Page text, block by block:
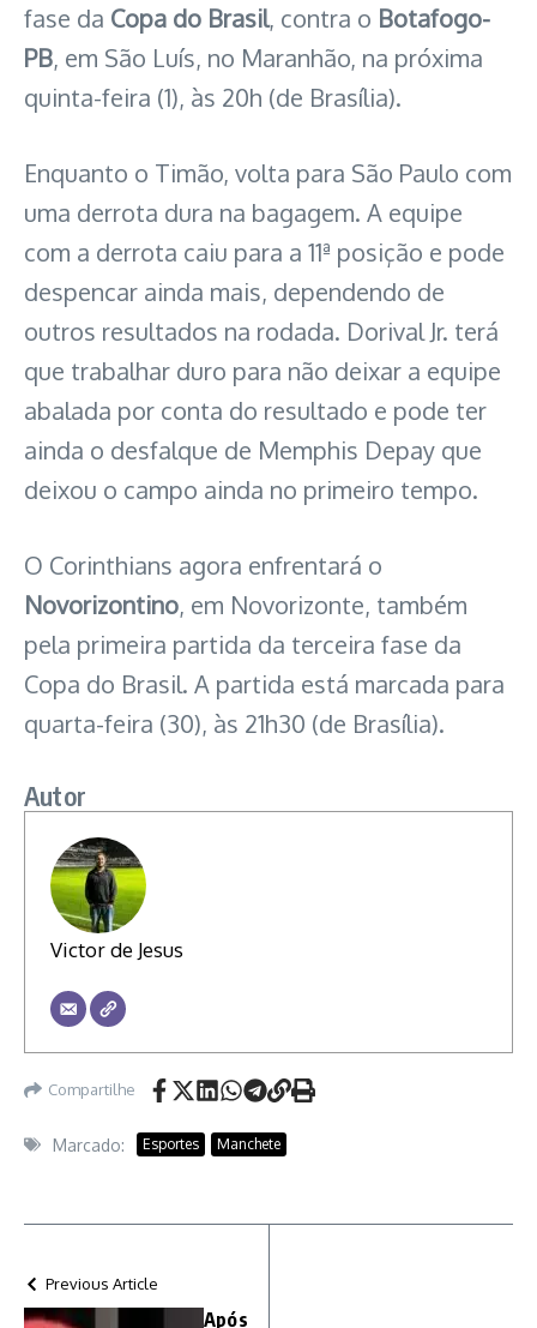
fase da Copa do Brasil, contra o Botafogo-
PB, em São Luís, no Maranhão, na próxima
quinta-feira (1), às 20h (de Brasília).
Enquanto o Timão, volta para São Paulo com
uma derrota dura na bagagem. A equipe
com a derrota caiu para a 11ª posição e pode
despencar ainda mais, dependendo de
outros resultados na rodada. Dorival Jr. terá
que trabalhar duro para não deixar a equipe
abalada por conta do resultado e pode ter
ainda o desfalque de Memphis Depay que
deixou o campo ainda no primeiro tempo.
O Corinthians agora enfrentará o
Novorizontino, em Novorizonte, também
pela primeira partida da terceira fase da
Copa do Brasil. A partida está marcada para
quarta-feira (30), às 21h30 (de Brasília).
Autor
Victor de Jesus
Compartilhe
Marcado: Esportes Manchete
Previous Article
Após